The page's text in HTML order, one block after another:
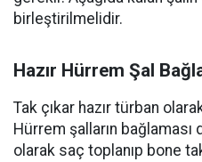
birleştirilmelidir.
Hazır Hürrem Şal
Tak çıkar hazır türban
Hürrem şalların bağlaması
olarak saç toplanıp bone